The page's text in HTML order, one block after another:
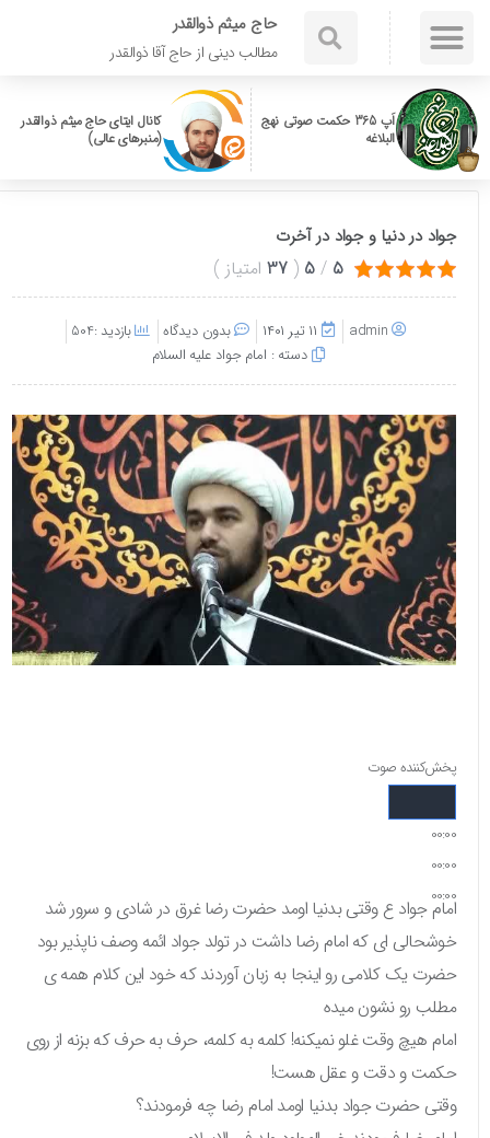
حاج میثم ذوالقدر
مطالب دینی از حاج آقا ذوالقدر
اَپ 365 حکمت صوتی نهج
البلاغه
کانال ایتای حاج میثم ذوالقدر
(منبرهای عالی)
جواد در دنیا و جواد در آخرت
5
/
5
(
37 امتیاز)
admin ۱۱ تیر ۱۴۰۱ بدون دیدگاه
بازدید :504
دسته :امام جواد علیه السلام
پخش‌کننده صوت
00:00
00:00
00:00
امام جواد ع وقتی بدنیا اومد حضرت رضا غرق در شادی و سرور شد
خوشحالی ای که امام رضا داشت در تولد جواد ائمه وصف ناپذیر بود
حضرت یک کلامی رو اینجا به زبان آوردند که خود این کلام همه ی
مطلب رو نشون میده
امام هیچ وقت غلو نمیکنه! کلمه به کلمه، حرف به حرف که بزنه از روی
حکمت و دقت و عقل هست!
وقتی حضرت جواد بدنیا اومد امام رضا چه فرمودند؟